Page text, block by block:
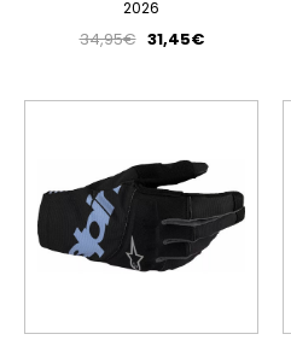
2026
34,95€ 31,45€